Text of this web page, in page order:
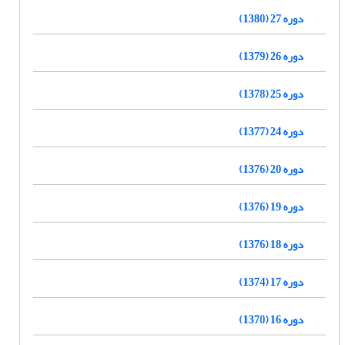
دوره 27 (1380)
دوره 26 (1379)
دوره 25 (1378)
دوره 24 (1377)
دوره 20 (1376)
دوره 19 (1376)
دوره 18 (1376)
دوره 17 (1374)
دوره 16 (1370)